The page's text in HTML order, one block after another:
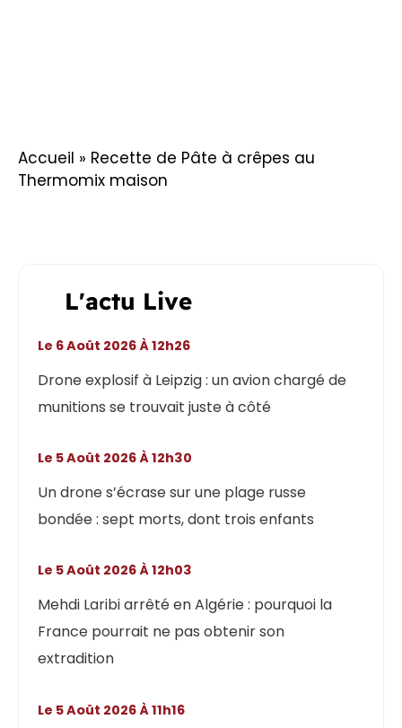
Accueil » Recette de Pâte à crêpes au
Thermomix maison
L'actu Live
Drone explosif à Leipzig : un avion chargé de
munitions se trouvait juste à côté
Le 6 Août 2026 À 12h26
Un drone s’écrase sur une plage russe
bondée : sept morts, dont trois enfants
Le 5 Août 2026 À 12h30
Mehdi Laribi arrêté en Algérie : pourquoi la
France pourrait ne pas obtenir son
extradition
Le 5 Août 2026 À 12h03
Le 5 Août 2026 À 11h16